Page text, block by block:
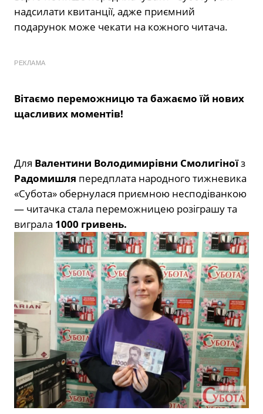
надсилати квитанції, адже приємний
подарунок може чекати на кожного читача.
РЕКЛАМА
Вітаємо переможницю та бажаємо їй нових
щасливих моментів!
Для Валентини Володимирівни Смолигіноїз
Радомишля передплата народного тижневика
«Субота» обернулася приємною несподіванкою
— читачка стала переможницею розіграшу та
виграла 1000 гривень.